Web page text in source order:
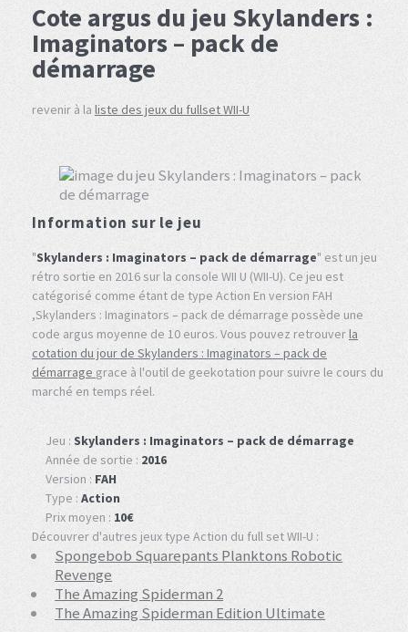
Cote argus du jeu Skylanders :
Imaginators – pack de
démarrage
revenir à la liste des jeux du fullset WII-U
Information sur le jeu
"Skylanders : Imaginators – pack de démarrage" est un jeu
rétro sortie en 2016 sur la console WII U (WII-U). Ce jeu est
catégorisé comme étant de type Action En version FAH
,Skylanders : Imaginators – pack de démarrage possède une
code argus moyenne de 10 euros. Vous pouvez retrouverla
cotation du jour de Skylanders : Imaginators – pack de
démarrage grace à l'outil de geekotation pour suivre le cours du
marché en temps réel.
Jeu : Skylanders : Imaginators – pack de démarrage
Année de sortie : 2016
Version : FAH
Type : Action
Prix moyen : 10€
Découvrer d'autres jeux type Action du full set WII-U :
Spongebob Squarepants Planktons Robotic
Revenge
The Amazing Spiderman 2
The Amazing Spiderman Edition Ultimate